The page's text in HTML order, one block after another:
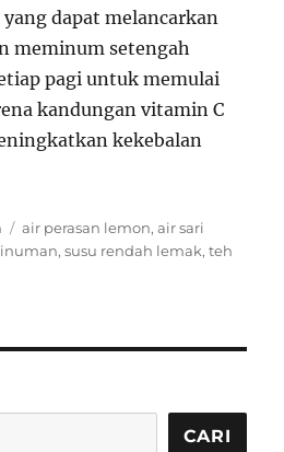
dapat melancarkan
meminum setengah
pagi untuk memulai
kandungan vitamin C
kekebalan
Tags
air perasan lemon,air sari
,susu rendah lemak,teh
CARI